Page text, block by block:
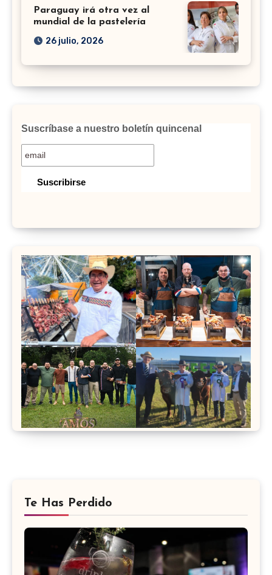
Paraguay irá otra vez al
mundial de la pastelería
26 julio, 2026
Suscríbase a nuestro boletín quincenal
Te Has Perdido